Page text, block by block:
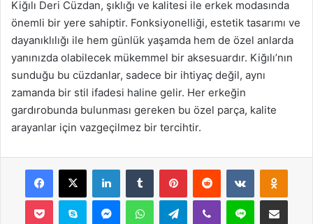
Kiğılı Deri Cüzdan, şıklığı ve kalitesi ile erkek modasında
önemli bir yere sahiptir. Fonksiyonelliği, estetik tasarımı ve
dayanıklılığı ile hem günlük yaşamda hem de özel anlarda
yanınızda olabilecek mükemmel bir aksesuardır. Kiğılı’nın
sunduğu bu cüzdanlar, sadece bir ihtiyaç değil, aynı
zamanda bir stil ifadesi haline gelir. Her erkeğin
gardırobunda bulunması gereken bu özel parça, kalite
arayanlar için vazgeçilmez bir tercihtir.
Facebook
X LinkedInTumblr PinterestReddit VKontakte
Pocket Skype MessengerWhatsAppTelegramViber Line E-Posta ile